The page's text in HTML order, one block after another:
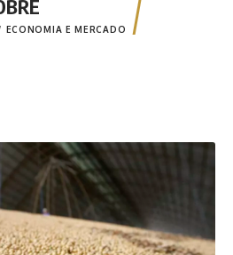
ECONOMIA E MERCADO